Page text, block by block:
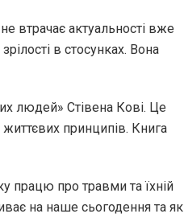
втрачає актуальності вже
в стосунках. Вона
людей» Стівена Кові. Це
принципів. Книга
працю про травми та їхній
на наше сьогодення та як